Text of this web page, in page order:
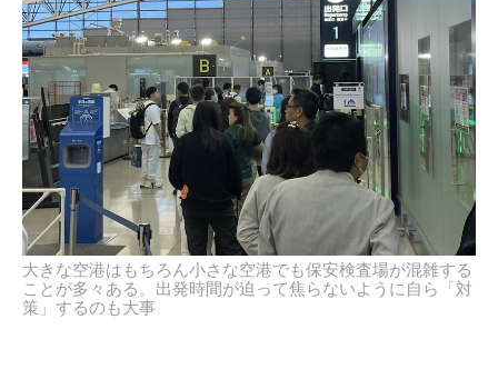
大きな空港はもちろん小さな空港でも保安検査場が混雑する
ことが多々ある。出発時間が迫って焦らないように自ら「対
策」するのも大事